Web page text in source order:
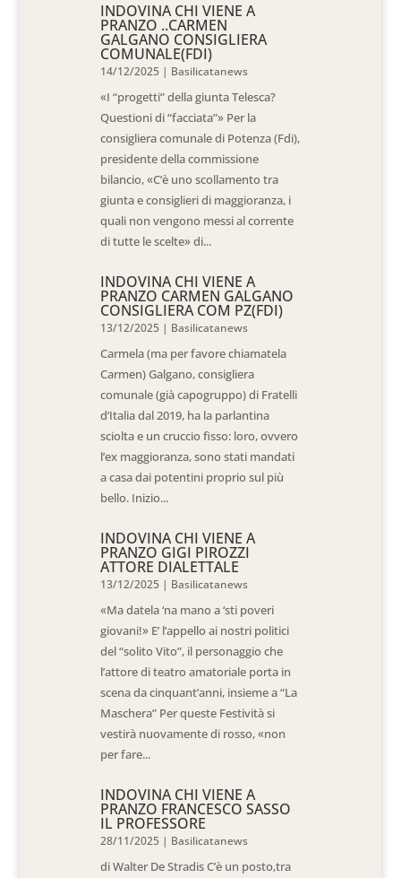
INDOVINA CHI VIENE A
PRANZO ..CARMEN
GALGANO CONSIGLIERA
COMUNALE(FDI)
14/12/2025 | Basilicatanews
«I “progetti” della giunta Telesca?
Questioni di “facciata”» Per la
consigliera comunale di Potenza (Fdi),
presidente della commissione
bilancio, «C’è uno scollamento tra
giunta e consiglieri di maggioranza, i
quali non vengono messi al corrente
di tutte le scelte» di...
INDOVINA CHI VIENE A
PRANZO CARMEN GALGANO
CONSIGLIERA COM PZ(FDI)
13/12/2025 | Basilicatanews
Carmela (ma per favore chiamatela
Carmen) Galgano, consigliera
comunale (già capogruppo) di Fratelli
d’Italia dal 2019, ha la parlantina
sciolta e un cruccio fisso: loro, ovvero
l’ex maggioranza, sono stati mandati
a casa dai potentini proprio sul più
bello. Inizio...
INDOVINA CHI VIENE A
PRANZO GIGI PIROZZI
ATTORE DIALETTALE
13/12/2025 | Basilicatanews
«Ma datela ‘na mano a ‘sti poveri
giovani!» E’ l’appello ai nostri politici
del “solito Vito”, il personaggio che
l’attore di teatro amatoriale porta in
scena da cinquant’anni, insieme a “La
Maschera” Per queste Festività si
vestirà nuovamente di rosso, «non
per fare...
INDOVINA CHI VIENE A
PRANZO FRANCESCO SASSO
IL PROFESSORE
28/11/2025 | Basilicatanews
di Walter De Stradis C’è un posto,tra